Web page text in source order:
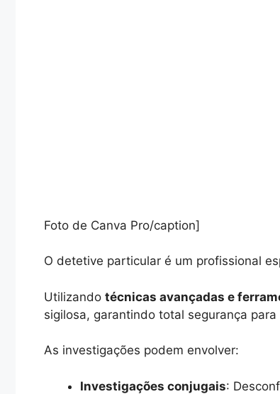
Foto de Canva Pro/caption]
O detetive particular é um profissional
Utilizando técnicas avançadas e
sigilosa, garantindo total segurança para
As investigações podem envolver:
Investigações conjugais: